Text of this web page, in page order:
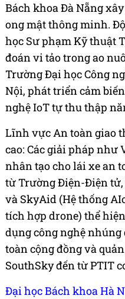
Bách khoa Đà Nẵng
ong mật thông minh.
học Sư phạm Kỹ thuật
đoán vi tảo trong ao
Trường Đại học Công
Nội, phát triển cảm
nghệ IoT tự thu thập
Lĩnh vực An toàn giao
cao: Các giải pháp như
nhân tạo cho lái xe an
từ Trường Điện-Điện tử,
và SkyAid (Hệ thống
tích hợp drone) thể
dụng công nghệ nhúng
toàn cộng đồng và
SouthSky đến từ PTIT
Đại học Bách khoa Hà